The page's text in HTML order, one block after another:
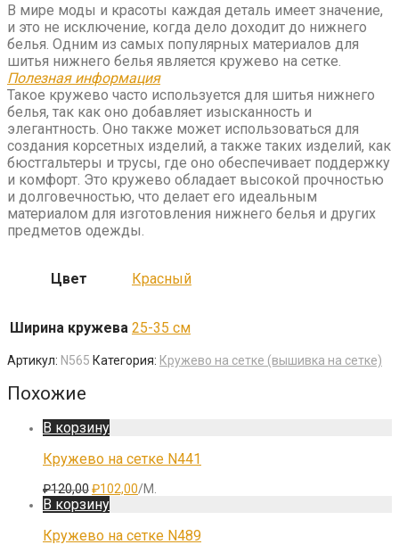
В мире моды и красоты каждая деталь имеет значение,
и это не исключение, когда дело доходит до нижнего
белья. Одним из самых популярных материалов для
шитья нижнего белья является кружево на сетке.
Полезная информация
Такое кружево часто используется для шитья нижнего
белья, так как оно добавляет изысканность и
элегантность. Оно также может использоваться для
создания корсетных изделий, а также таких изделий, как
бюстгальтеры и трусы, где оно обеспечивает поддержку
и комфорт. Это кружево обладает высокой прочностью
и долговечностью, что делает его идеальным
материалом для изготовления нижнего белья и других
предметов одежды.
Цвет Красный
Ширина кружева 25-35 см
Артикул: N565 Категория: Кружево на сетке (вышивка на сетке)
Похожие
В корзину
Кружево на сетке N441
₽120,00Первоначальная
цена
составляла
₽120,00.
₽102,00Текущая
/М.
В корзину
Кружево на сетке N489